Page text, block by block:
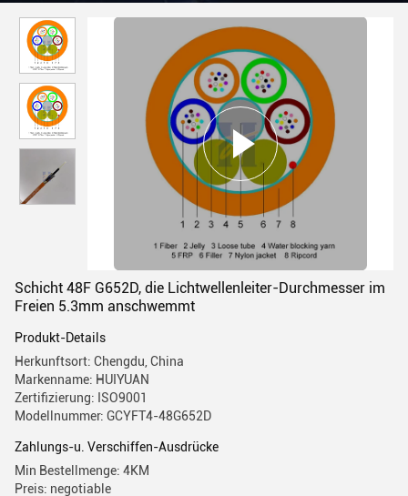
Schicht 48F G652D, die Lichtwellenleiter-Durchmesser im
Freien 5.3mm anschwemmt
Produkt-Details
Herkunftsort: Chengdu, China
Markenname: HUIYUAN
Zertifizierung: ISO9001
Modellnummer: GCYFT4-48G652D
Zahlungs-u. Verschiffen-Ausdrücke
Min Bestellmenge: 4KM
Preis: negotiable